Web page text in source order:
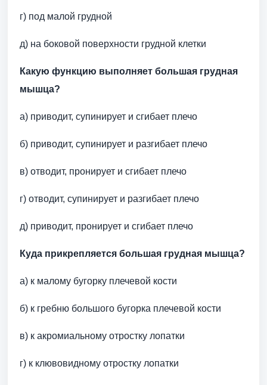
г) под малой грудной
д) на боковой поверхности грудной клетки
Какую функцию выполняет большая грудная
мышца?
а) приводит, супинирует и сгибает плечо
б) приводит, супинирует и разгибает плечо
в) отводит, пронирует и сгибает плечо
г) отводит, супинирует и разгибает плечо
д) приводит, пронирует и сгибает плечо
Куда прикрепляется большая грудная мышца?
а) к малому бугорку плечевой кости
б) к гребню большого бугорка плечевой кости
в) к акромиальному отростку лопатки
г) к клювовидному отростку лопатки